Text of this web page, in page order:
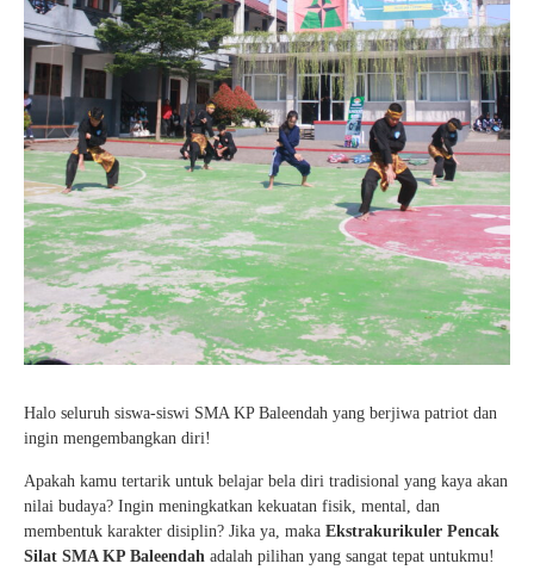
Halo seluruh siswa-siswi SMA KP Baleendah yang berjiwa patriot dan
ingin mengembangkan diri!
Apakah kamu tertarik untuk belajar bela diri tradisional yang kaya akan
nilai budaya? Ingin meningkatkan kekuatan fisik, mental, dan
membentuk karakter disiplin? Jika ya, maka Ekstrakurikuler Pencak
Silat SMA KP Baleendah adalah pilihan yang sangat tepat untukmu!